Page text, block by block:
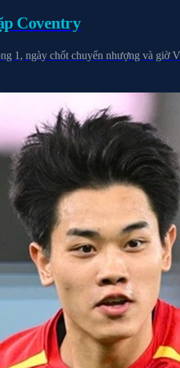
Coventry
1, ngày chốt chuyển nhượng và giờ